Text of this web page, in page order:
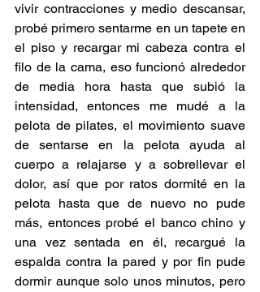
vivir contracciones y medio descansar,
probé primero sentarme en un tapete en
el piso y recargar mi cabeza contra el
filo de la cama, eso funcionó alrededor
de media hora hasta que subió la
intensidad, entonces me mudé a la
pelota de pilates, el movimiento suave
de sentarse en la pelota ayuda al
cuerpo a relajarse y a sobrellevar el
dolor, así que por ratos dormité en la
pelota hasta que de nuevo no pude
más, entonces probé el banco chino y
una vez sentada en él, recargué la
espalda contra la pared y por fin pude
dormir aunque solo unos minutos, pero